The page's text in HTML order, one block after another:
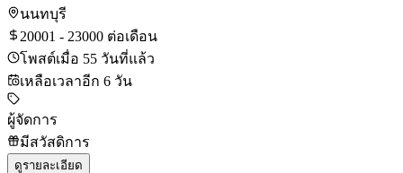
นนทบุรี
20001 - 23000 ต่อเดือน
โพสต์เมื่อ 55 วันที่แล้ว
เหลือเวลาอีก 6 วัน
ผู้จัดการ
มีสวัสดิการ
ดูรายละเอียด